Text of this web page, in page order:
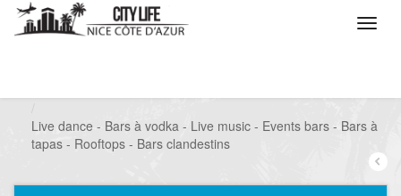
Live dance - Bars à vodka - Live music - Events bars - Bars à
tapas - Rooftops - Bars clandestins